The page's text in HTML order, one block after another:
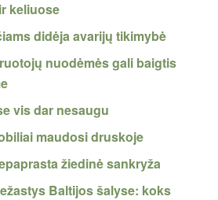
keliuose
didėja avarijų tikimybė
nuodėmės gali baigtis
vis dar nesaugu
maudosi druskoje
žiedinė sankryža
Baltijos šalyse: koks